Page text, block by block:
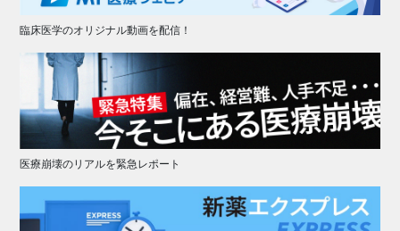
臨床医学のオリジナル動画を配信！
医療崩壊のリアルを緊急レポート